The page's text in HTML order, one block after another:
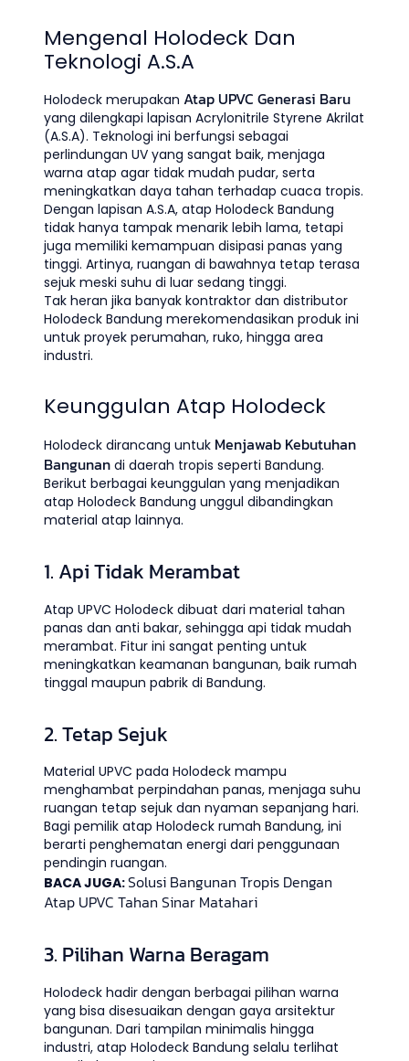
Mengenal Holodeck Dan
Teknologi A.S.A
Holodeck merupakan Atap UPVC Generasi Baru
yang dilengkapi lapisan Acrylonitrile Styrene Akrilat
(A.S.A). Teknologi ini berfungsi sebagai
perlindungan UV yang sangat baik, menjaga
warna atap agar tidak mudah pudar, serta
meningkatkan daya tahan terhadap cuaca tropis.
Dengan lapisan A.S.A, atap Holodeck Bandung
tidak hanya tampak menarik lebih lama, tetapi
juga memiliki kemampuan disipasi panas yang
tinggi. Artinya, ruangan di bawahnya tetap terasa
sejuk meski suhu di luar sedang tinggi.
Tak heran jika banyak kontraktor dan distributor
Holodeck Bandung merekomendasikan produk ini
untuk proyek perumahan, ruko, hingga area
industri.
Keunggulan Atap Holodeck
Holodeck dirancang untuk Menjawab Kebutuhan
Bangunan di daerah tropis seperti Bandung.
Berikut berbagai keunggulan yang menjadikan
atap Holodeck Bandung unggul dibandingkan
material atap lainnya.
1. Api Tidak Merambat
Atap UPVC Holodeck dibuat dari material tahan
panas dan anti bakar, sehingga api tidak mudah
merambat. Fitur ini sangat penting untuk
meningkatkan keamanan bangunan, baik rumah
tinggal maupun pabrik di Bandung.
2. Tetap Sejuk
Material UPVC pada Holodeck mampu
menghambat perpindahan panas, menjaga suhu
ruangan tetap sejuk dan nyaman sepanjang hari.
Bagi pemilik atap Holodeck rumah Bandung, ini
berarti penghematan energi dari penggunaan
pendingin ruangan.
BACA JUGA:Solusi Bangunan Tropis Dengan
Atap UPVC Tahan Sinar Matahari
3. Pilihan Warna Beragam
Holodeck hadir dengan berbagai pilihan warna
yang bisa disesuaikan dengan gaya arsitektur
bangunan. Dari tampilan minimalis hingga
industri, atap Holodeck Bandung selalu terlihat